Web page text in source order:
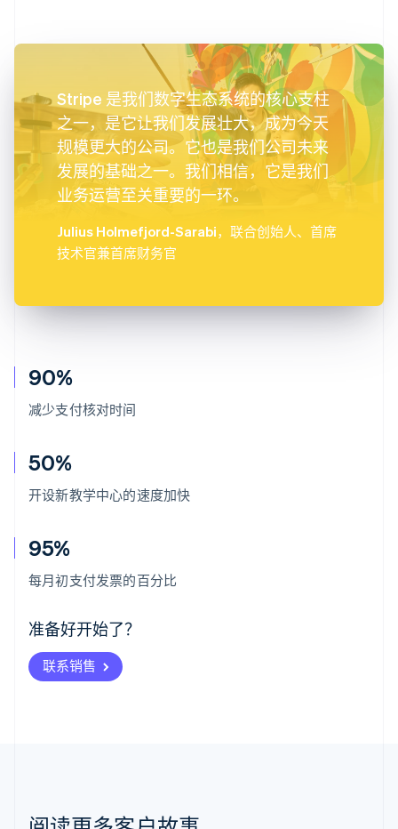
90%
减少支付核对时间
50%
开设新教学中心的速度加快
95%
每月初支付发票的百分比
准备好开始了？
联系销售
Stripe 是我们数字生态系统的核心支柱
之一，是它让我们发展壮大，成为今天
规模更大的公司。它也是我们公司未来
发展的基础之一。我们相信，它是我们
业务运营至关重要的一环。
Julius Holmefjord-Sarabi，联合创始人、首席
技术官兼首席财务官
阿联酋
爱尔兰
爱沙尼亚
English
奥地利
Deutsch English
Nederlands Français Deutsch